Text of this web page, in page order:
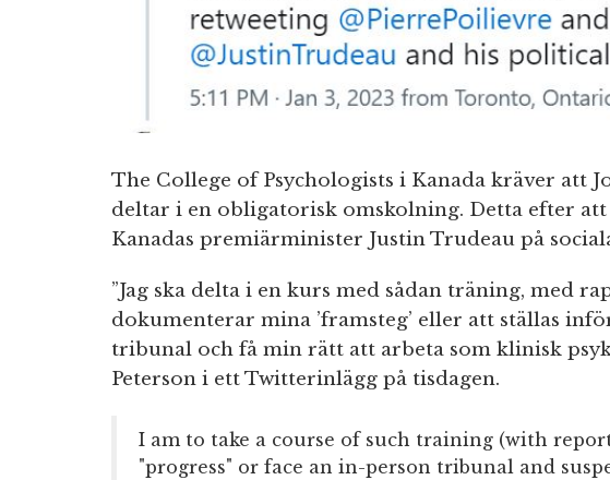
The College of Psychologists i Kanada kräver att
deltar i en obligatorisk omskolning. Detta efter
Kanadas premiärminister Justin Trudeau på
”Jag ska delta i en kurs med sådan träning, med
dokumenterar mina ’framsteg’ eller att ställas
tribunal och få min rätt att arbeta som klinisk
Peterson i ett Twitterinlägg på tisdagen.
I am to take a course of such training (with
"progress" or face an in-person tribunal and